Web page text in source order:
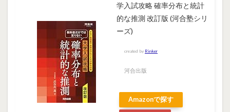
学入試攻略 確率分布と統計
的な推測 改訂版 (河合塾シリ
ーズ)
created by Rinker
河合出版
Amazonで探す